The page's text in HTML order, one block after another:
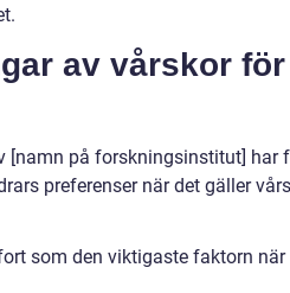
av vårskor för
[namn på forskningsinstitut] har
preferenser när det gäller
som den viktigaste faktorn när